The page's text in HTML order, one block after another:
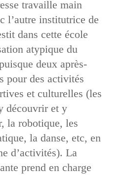
travaille main
l’autre institutrice de
dans cette école
atypique du
deux après-
pour des activités
et culturelles (les
découvrir et y
la robotique, les
la danse, etc, en
d’activités). La
prend en charge